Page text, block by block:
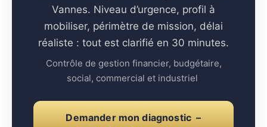
Vannes. Niveau d’urgence, profil à
mobiliser, périmètre de mission, délai
réaliste : tout est clarifié en 30 minutes.
Contrôle de gestion financier, budgétaire,
social, commercial et industriel
Demander mon diagnostic –